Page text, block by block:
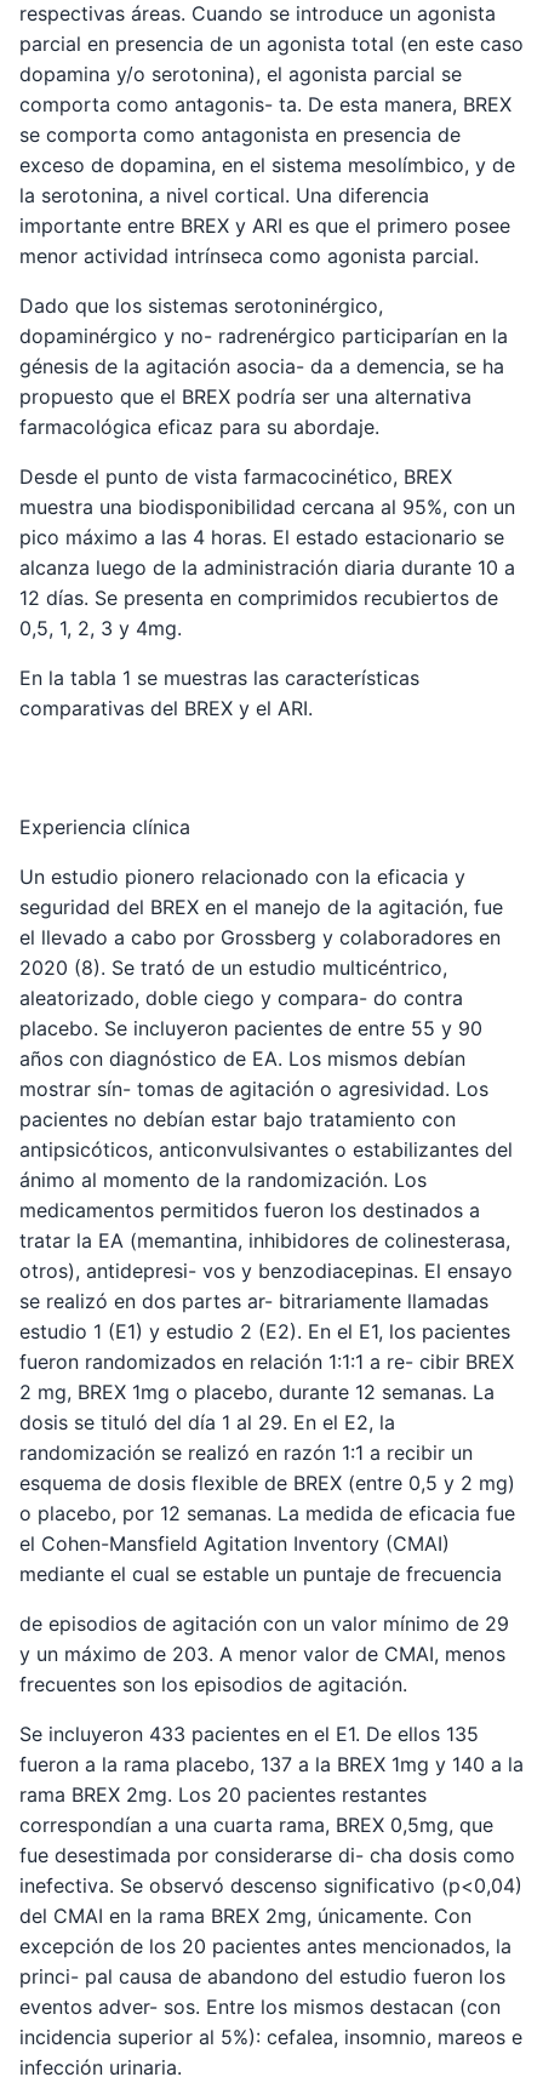
respectivas áreas. Cuando se introduce un agonista
parcial en presencia de un agonista total (en este caso
dopamina y/o serotonina), el agonista parcial se
comporta como antagonis- ta. De esta manera, BREX
se comporta como antagonista en presencia de
exceso de dopamina, en el sistema mesolímbico, y de
la serotonina, a nivel cortical. Una diferencia
importante entre BREX y ARI es que el primero posee
menor actividad intrínseca como agonista parcial.
Dado que los sistemas serotoninérgico,
dopaminérgico y no- radrenérgico participarían en la
génesis de la agitación asocia- da a demencia, se ha
propuesto que el BREX podría ser una alternativa
farmacológica eficaz para su abordaje.
Desde el punto de vista farmacocinético, BREX
muestra una biodisponibilidad cercana al 95%, con un
pico máximo a las 4 horas. El estado estacionario se
alcanza luego de la administración diaria durante 10 a
12 días. Se presenta en comprimidos recubiertos de
0,5, 1, 2, 3 y 4mg.
En la tabla 1 se muestras las características
comparativas del BREX y el ARI.
Experiencia clínica
Un estudio pionero relacionado con la eficacia y
seguridad del BREX en el manejo de la agitación, fue
el llevado a cabo por Grossberg y colaboradores en
2020 (8). Se trató de un estudio multicéntrico,
aleatorizado, doble ciego y compara- do contra
placebo. Se incluyeron pacientes de entre 55 y 90
años con diagnóstico de EA. Los mismos debían
mostrar sín- tomas de agitación o agresividad. Los
pacientes no debían estar bajo tratamiento con
antipsicóticos, anticonvulsivantes o estabilizantes del
ánimo al momento de la randomización. Los
medicamentos permitidos fueron los destinados a
tratar la EA (memantina, inhibidores de colinesterasa,
otros), antidepresi- vos y benzodiacepinas. El ensayo
se realizó en dos partes ar- bitrariamente llamadas
estudio 1 (E1) y estudio 2 (E2). En el E1, los pacientes
fueron randomizados en relación 1:1:1 a re- cibir BREX
2 mg, BREX 1mg o placebo, durante 12 semanas. La
dosis se tituló del día 1 al 29. En el E2, la
randomización se realizó en razón 1:1 a recibir un
esquema de dosis flexible de BREX (entre 0,5 y 2 mg)
o placebo, por 12 semanas. La medida de eficacia fue
el Cohen-Mansfield Agitation Inventory (CMAI)
mediante el cual se estable un puntaje de frecuencia
de episodios de agitación con un valor mínimo de 29
y un máximo de 203. A menor valor de CMAI, menos
frecuentes son los episodios de agitación.
Se incluyeron 433 pacientes en el E1. De ellos 135
fueron a la rama placebo, 137 a la BREX 1mg y 140 a la
rama BREX 2mg. Los 20 pacientes restantes
correspondían a una cuarta rama, BREX 0,5mg, que
fue desestimada por considerarse di- cha dosis como
inefectiva. Se observó descenso significativo (p<0,04)
del CMAI en la rama BREX 2mg, únicamente. Con
excepción de los 20 pacientes antes mencionados, la
princi- pal causa de abandono del estudio fueron los
eventos adver- sos. Entre los mismos destacan (con
incidencia superior al 5%): cefalea, insomnio, mareos e
infección urinaria.